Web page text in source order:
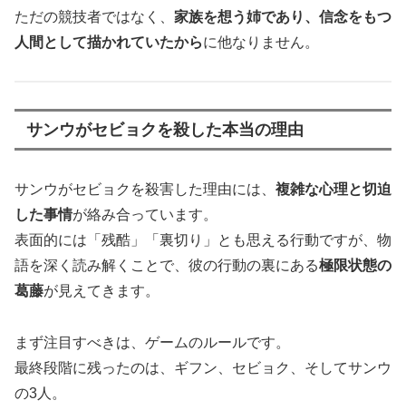
ただの競技者ではなく、 家族を想う姉であり、信念をもつ
人間として描かれていたからに他なりません。
サンウがセビョクを殺した本当の理由
サンウがセビョクを殺害した理由には、 複雑な心理と切迫
した事情が絡み合っています。
表面的には「残酷」「裏切り」とも思える行動ですが、物
語を深く読み解くことで、彼の行動の裏にある極限状態の
葛藤が見えてきます。
まず注目すべきは、ゲームのルールです。
最終段階に残ったのは、ギフン、セビョク、そしてサンウ
の3人。